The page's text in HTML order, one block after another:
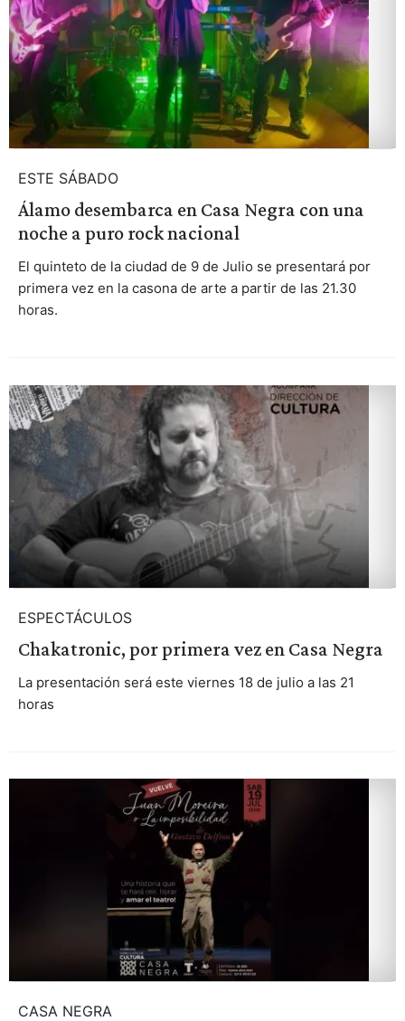
ESTE SÁBADO
Álamo desembarca en Casa Negra con una
noche a puro rock nacional
El quinteto de la ciudad de 9 de Julio se presentará por
primera vez en la casona de arte a partir de las 21.30
horas.
ESPECTÁCULOS
Chakatronic, por primera vez en Casa Negra
La presentación será este viernes 18 de julio a las 21
horas
CASA NEGRA